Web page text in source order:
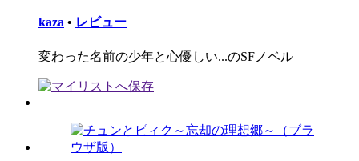
kaza • レビュー
変わった名前の少年と心優しい...のSFノベル